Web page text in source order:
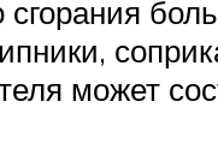
сгорания
может